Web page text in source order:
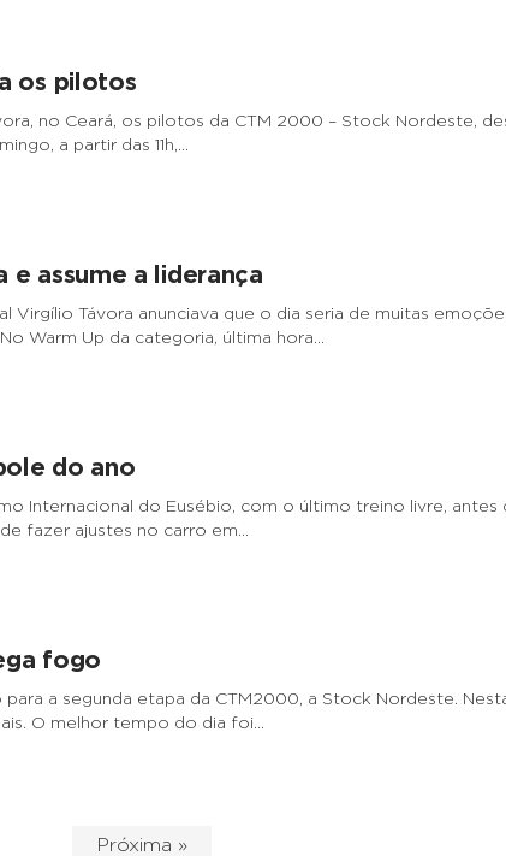
os pilotos
no Ceará, os pilotos da CTM 2000 – Stock Nordeste,
a partir das 11h,…
e assume a liderança
Távora anunciava que o dia seria de muitas
Warm Up da categoria, última hora…
do ano
Internacional do Eusébio, com o último treino livre, antes
fazer ajustes no carro em…
fogo
a segunda etapa da CTM2000, a Stock Nordeste.
O melhor tempo do dia foi…
Próxima »